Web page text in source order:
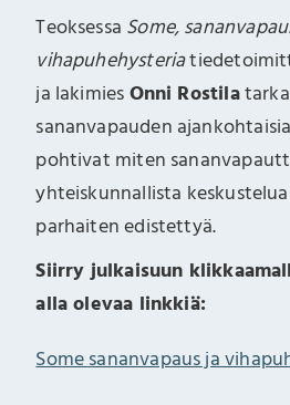
Teoksessa Some,
vihapuhehysteria
ja lakimiesOnni Rostila
sananvapauden
pohtivat miten
yhteiskunnallista
parhaiten edistettyä.
Siirry julkaisuun
alla olevaa linkkiä:
Some sananvapaus ja